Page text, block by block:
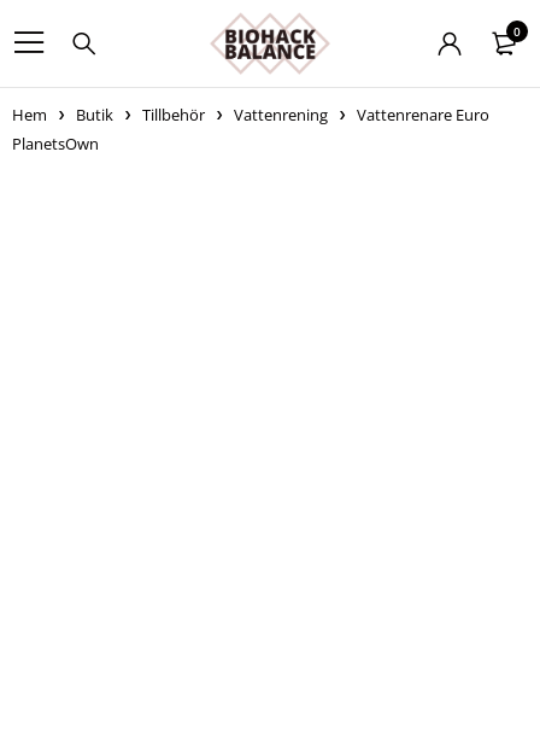
0
Hem Butik Tillbehör Vattenrening
Vattenrenare Euro
PlanetsOwn